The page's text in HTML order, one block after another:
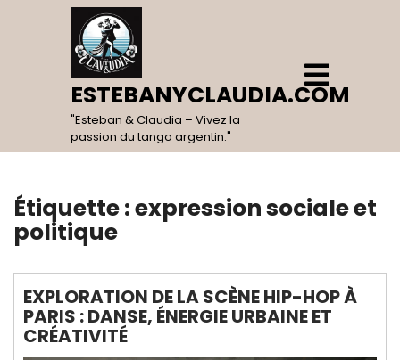
ESTEBANYCLAUDIA.COM
"Esteban & Claudia – Vivez la
passion du tango argentin."
Open
Menu
Étiquette :expression sociale et
politique
EXPLORATION DE LA SCÈNE HIP-HOP À
PARIS : DANSE, ÉNERGIE URBAINE ET
CRÉATIVITÉ